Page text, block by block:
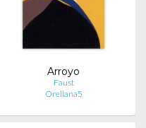
Arroyo
Faust
Orellana5